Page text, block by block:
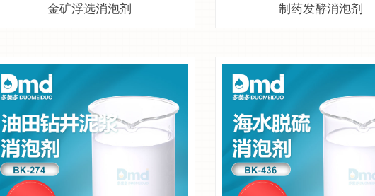
金矿浮选消泡剂 制药发酵消泡剂